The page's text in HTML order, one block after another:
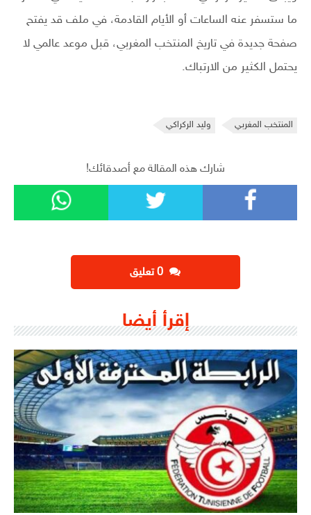
ما ستسفر عنه الساعات أو الأيام القادمة، في ملف قد يفتح
صفحة جديدة في تاريخ المنتخب المغربي، قبل موعد عالمي لا
يحتمل الكثير من الارتباك.
المنتخب المغربي وليد الركراكي
شارك هذه المقالة مع أصدقائك!
إقرأ أيضا